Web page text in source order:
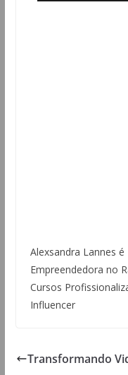
Alexsandra Lannes
Empreendedora no
Cursos
Influencer
Transformando